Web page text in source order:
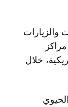
والزيارات
خلال